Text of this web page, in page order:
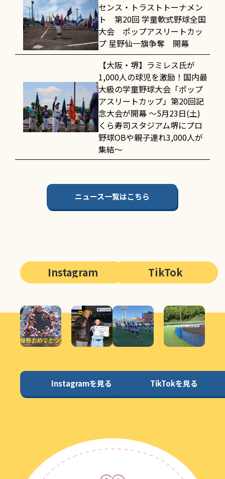
センス・トラストトーナメン
ト 第20回 学童軟式野球全国
大会 ポップアスリートカッ
プ 星野仙一旗争奪 開幕
【大阪・堺】ラミレス氏が
1,000人の球児を激励！国内最
大級の学童野球大会「ポップ
アスリートカップ」第20回記
念大会が開幕 〜5月23日(土)
くら寿司スタジアム堺にプロ
野球OBや親子連れ3,000人が
集結〜
ニュース一覧はこちら
Instagram
Instagramを見る
TikTok
TikTokを見る